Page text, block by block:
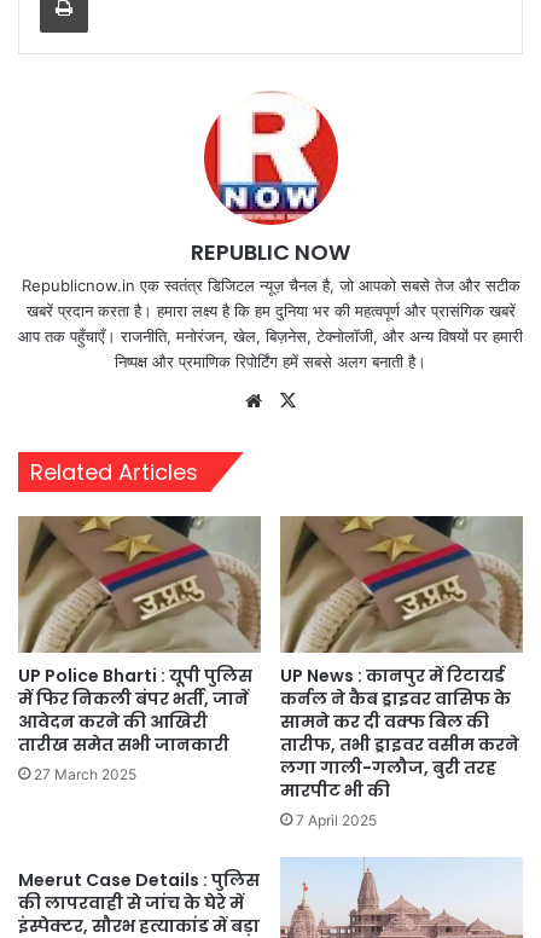
REPUBLIC NOW
Republicnow.in एक स्वतंत्र डिजिटल न्यूज़ चैनल है, जो आपको सबसे तेज और सटीक
खबरें प्रदान करता है। हमारा लक्ष्य है कि हम दुनिया भर की महत्वपूर्ण और प्रासंगिक खबरें
आप तक पहुँचाएँ। राजनीति, मनोरंजन, खेल, बिज़नेस, टेक्नोलॉजी, और अन्य विषयों पर हमारी
निष्पक्ष और प्रमाणिक रिपोर्टिंग हमें सबसे अलग बनाती है।
Website
Related Articles
UP Police Bharti : यूपी पुलिस
में फिर निकली बंपर भर्ती, जानें
आवेदन करने की आखिरी
तारीख समेत सभी जानकारी
27 March 2025
UP News : कानपुर में रिटायर्ड
कर्नल ने कैब ड्राइवर वासिफ के
सामने कर दी वक्फ बिल की
तारीफ, तभी ड्राइवर वसीम करने
लगा गाली-गलौज, बुरी तरह
मारपीट भी की
7 April 2025
Meerut Case Details : पुलिस
की लापरवाही से जांच के घेरे में
इंस्पेक्टर, सौरभ हत्याकांड में बड़ा